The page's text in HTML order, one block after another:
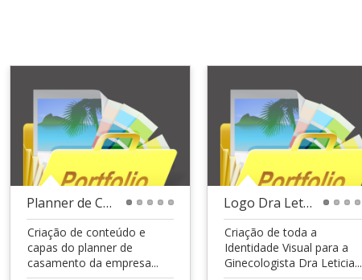
Planner de Casamento
Criação de conteúdo e
capas do planner de
casamento da empresa...
Logo Dra Leticia Fialho
Criação de toda a
Identidade Visual para a
Ginecologista Dra Leticia...